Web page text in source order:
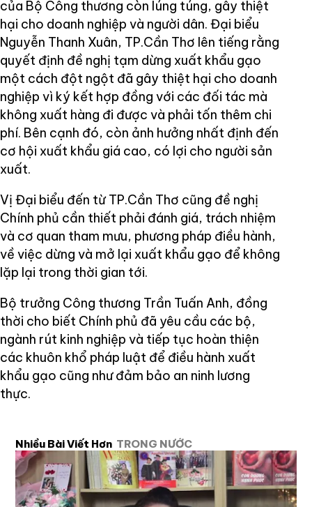
của Bộ Công thương còn lúng túng, gây thiệt
hại cho doanh nghiệp và người dân. Đại biểu
Nguyễn Thanh Xuân, TP.Cần Thơ lên tiếng rằng
quyết định đề nghị tạm dừng xuất khẩu gạo
một cách đột ngột đã gây thiệt hại cho doanh
nghiệp vì ký kết hợp đồng với các đối tác mà
không xuất hàng đi được và phải tốn thêm chi
phí. Bên cạnh đó, còn ảnh hưởng nhất định đến
cơ hội xuất khẩu giá cao, có lợi cho người sản
xuất.
Vị Đại biểu đến từ TP.Cần Thơ cũng đề nghị
Chính phủ cần thiết phải đánh giá, trách nhiệm
và cơ quan tham mưu, phương pháp điều hành,
về việc dừng và mở lại xuất khẩu gạo để không
lặp lại trong thời gian tới.
Bộ trưởng Công thương Trần Tuấn Anh, đồng
thời cho biết Chính phủ đã yêu cầu các bộ,
ngành rút kinh nghiệp và tiếp tục hoàn thiện
các khuôn khổ pháp luật để điều hành xuất
khẩu gạo cũng như đảm bảo an ninh lương
thực.
Nhiều Bài Viết Hơn TRONG NƯỚC